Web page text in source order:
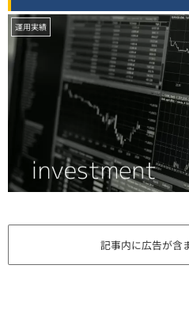
運用実績
記事内に広告が含